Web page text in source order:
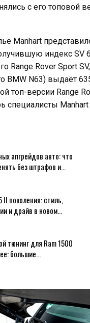
с его топовой
Manhart
индекс SV
Range Rover Sport
BMW N63) выдаёт
топ-версии Range
специалисты
апгрейдов авто: что
без штрафов и…
II поколения: стиль,
и драйв в новом…
тюнинг для Ram 1500
большие…